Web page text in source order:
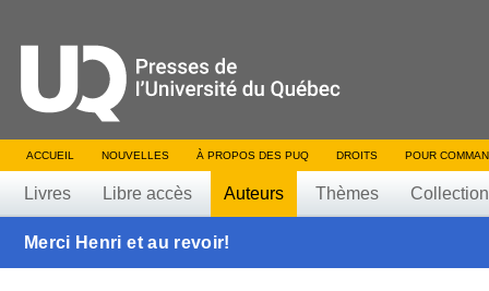
ACCUEIL NOUVELLES À PROPOS DES PUQ DROITS POUR
Livres Libre accès Auteurs Thèmes
Merci Henri et au revoir!